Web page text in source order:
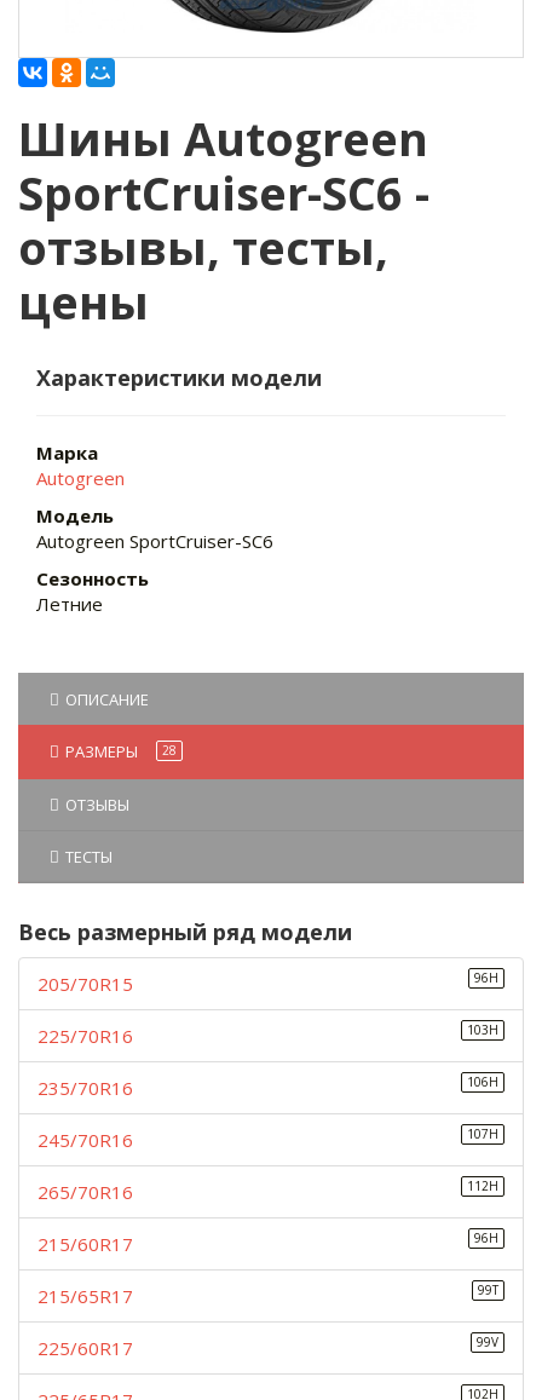
Шины Autogreen
SportCruiser-SC6 -
отзывы, тесты,
цены
Характеристики модели
Марка
Autogreen
Модель
Autogreen SportCruiser-SC6
Сезонность
Летние
ОПИСАНИЕ
РАЗМЕРЫ 28
ОТЗЫВЫ
ТЕСТЫ
Весь размерный ряд модели
96H
205/70R15
103H
225/70R16
106H
235/70R16
107H
245/70R16
112H
265/70R16
96H
215/60R17
99T
215/65R17
99V
225/60R17
102H